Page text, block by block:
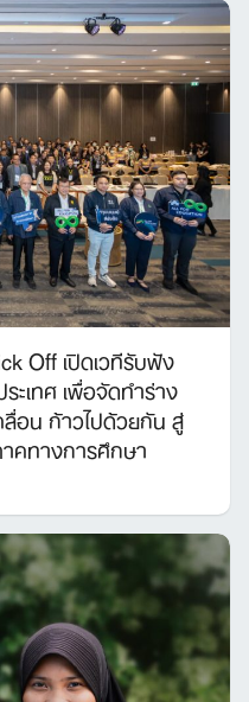
Off เปิดเวทีรับฟัง
ะเทศ เพื่อจัดทำร่าง
อน ก้าวไปด้วยกัน สู่
คทางการศึกษา